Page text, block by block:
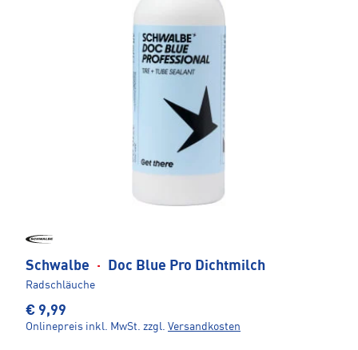
Schwalbe · Doc Blue Pro Dichtmilch
Radschläuche
€ 9,99
Onlinepreis inkl. MwSt. zzgl. Versandkosten